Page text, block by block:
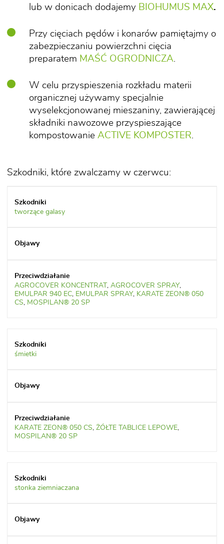
lub w donicach dodajemy BIOHUMUS MAX.
Przy cięciach pędów i konarów pamiętajmy o
zabezpieczaniu powierzchni cięcia
preparatem MAŚĆ OGRODNICZA.
W celu przyspieszenia rozkładu materii
organicznej używamy specjalnie
wyselekcjonowanej mieszaniny, zawierającej
składniki nawozowe przyspieszające
kompostowanie ACTIVE KOMPOSTER.
Szkodniki, które zwalczamy w czerwcu:
tworzące galasy
AGROCOVER KONCENTRAT , AGROCOVER SPRAY,
EMULPAR 940 EC, EMULPAR SPRAY, KARATE ZEON® 050
CS, MOSPILAN® 20 SP
śmietki
KARATE ZEON® 050 CS, ŻÓŁTE TABLICE LEPOWE,
MOSPILAN® 20 SP
stonka ziemniaczana